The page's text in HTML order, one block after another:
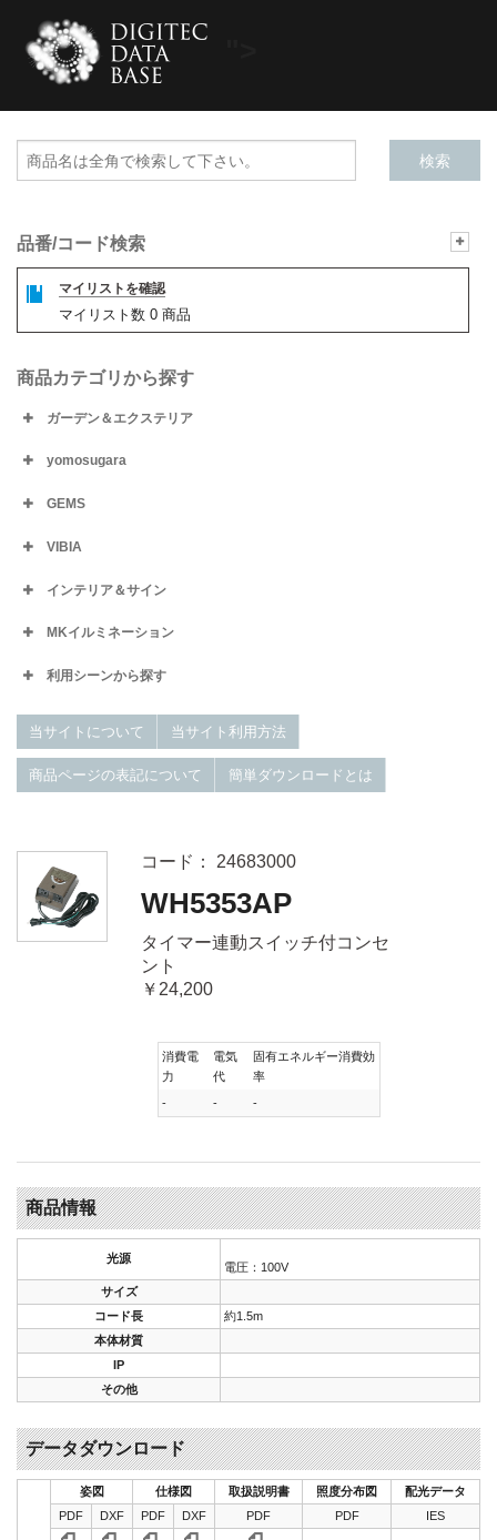
品番/コード検索
マイリストを確認
マイリスト数 0 商品
商品カテゴリから探す
ガーデン＆エクステリア
yomosugara
GEMS
VIBIA
インテリア＆サイン
MKイルミネーション
利用シーンから探す
当サイトについて 当サイト利用方法
商品ページの表記について 簡単ダウンロードとは
コード： 24683000
WH5353AP
タイマー連動スイッチ付コンセ
ント
￥24,200
消費電
力
電気
代
固有エネルギー消費効
率
-
- -
商品情報
光源
電圧：100V
サイズ
コード長
約1.5m
本体材質
IP
その他
データダウンロード
姿図 仕様図 取扱説明書 照度分布図
配光データ
PDF
DXF PDF DXF PDF PDF IES